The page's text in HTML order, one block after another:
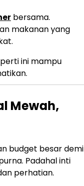
bersama.
makanan yang
ini mampu
Mewah,
budget besar demi
Padahal inti
perhatian.